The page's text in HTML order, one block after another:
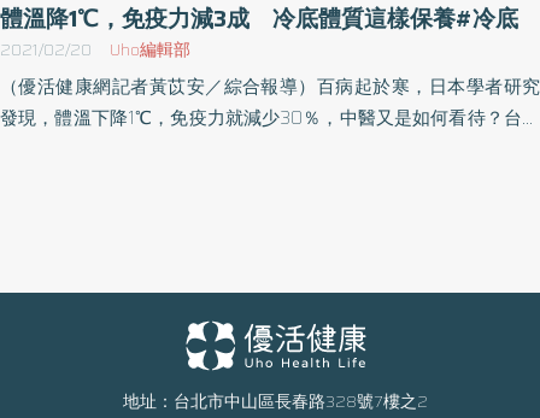
體溫降1℃，免疫力減3成 冷底體質這樣保養#冷底
2021/02/20 Uho編輯部
（優活健康網記者黃苡安／綜合報導）百病起於寒，日本學者研究
發現，體溫下降1℃，免疫力就減少30％，中醫又是如何看待？台北
氣過度耗散。只有冬天手腳冰冷 算是亞健康狀態陽氣不足可顯現
在身體各部位，像是胸悶、脹氣腹瀉、頻尿夜尿、關節肌肉僵硬痠
痛、憂鬱不好動、女性生理期不順等。不過，趙品諭說，「冷底」
地址：台北市中山區長春路328號7樓之2